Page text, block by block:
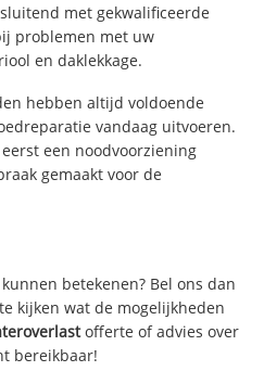
met gekwalificeerde
problemen met uw
en daklekkage.
hebben altijd voldoende
vandaag uitvoeren.
een noodvoorziening
gemaakt voor de
betekenen? Bel ons dan
kijken wat de mogelijkheden
offerte of advies over
bereikbaar!